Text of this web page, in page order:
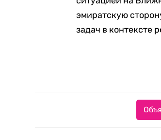
эмиратскую
задач в контексте